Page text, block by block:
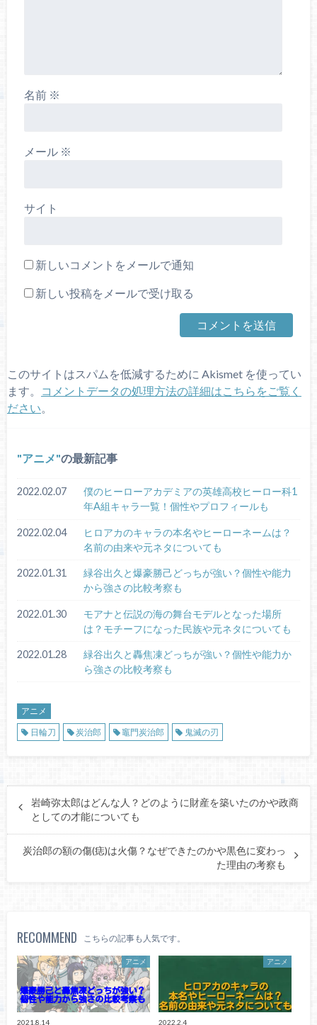
名前 ※
メール ※
サイト
新しいコメントをメールで通知
新しい投稿をメールで受け取る
このサイトはスパムを低減するために Akismet を使ってい
ます。
コメントデータの処理方法の詳細はこちらをご覧く
ださい。
アニメ の最新記事
2022.02.07
僕のヒーローアカデミアの英雄高校ヒーロー科1
年A組キャラ一覧！個性やプロフィールも
2022.02.04
ヒロアカのキャラの本名やヒーローネームは？
名前の由来や元ネタについても
2022.01.31
緑谷出久と爆豪勝己どっちが強い？個性や能力
から強さの比較考察も
2022.01.30
モアナと伝説の海の舞台モデルとなった場所
は？モチーフになった民族や元ネタについても
2022.01.28
緑谷出久と轟焦凍どっちが強い？個性や能力か
ら強さの比較考察も
アニメ
日輪刀
炭治郎 竈門炭治郎 鬼滅の刃
岩崎弥太郎はどんな人？どのように財産を築いたのかや政商
としての才能についても
炭治郎の額の傷(痣)は火傷？なぜできたのかや黒色に変わっ
た理由の考察も
RECOMMEND こちらの記事も人気です。
アニメ
2021.8.14
アニメ
2022.2.4